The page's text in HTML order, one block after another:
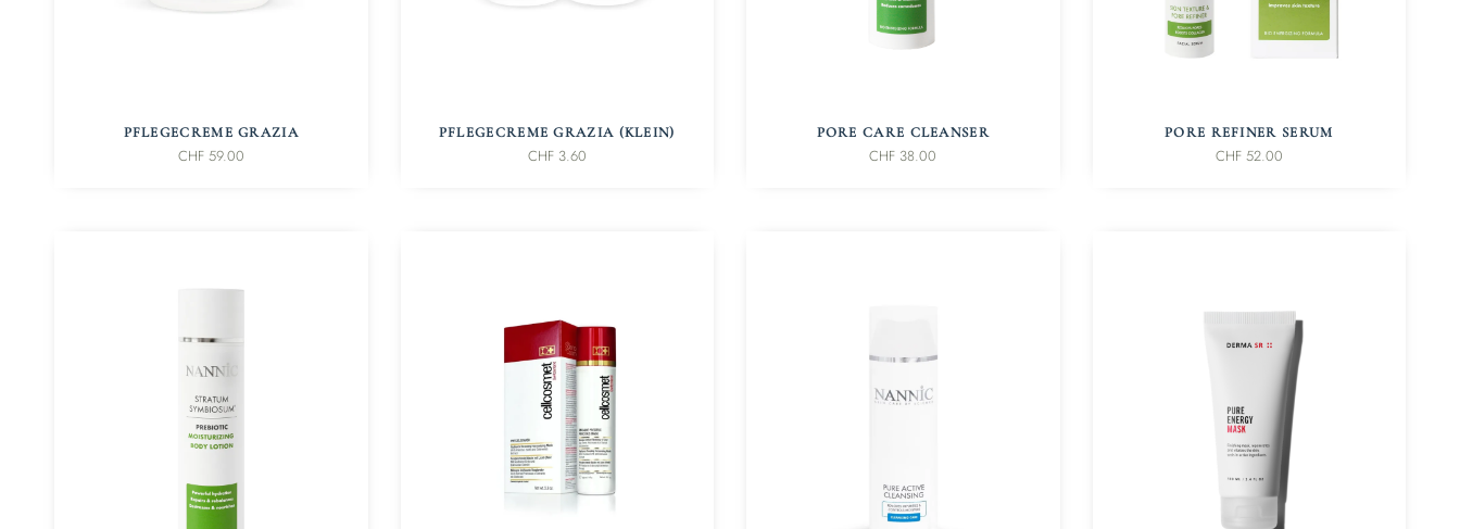
IN DEN WARENKORB
PFLEGECREME GRAZIA
CHF59.00
IN DEN WARENKORB
PFLEGECREME GRAZIA (KLEIN)
CHF3.60
IN DEN WARENKORB
PORE CARE CLEANSER
CHF 38.00
IN DEN WARENKORB
PORE REFINER SERUM
CHF52.00